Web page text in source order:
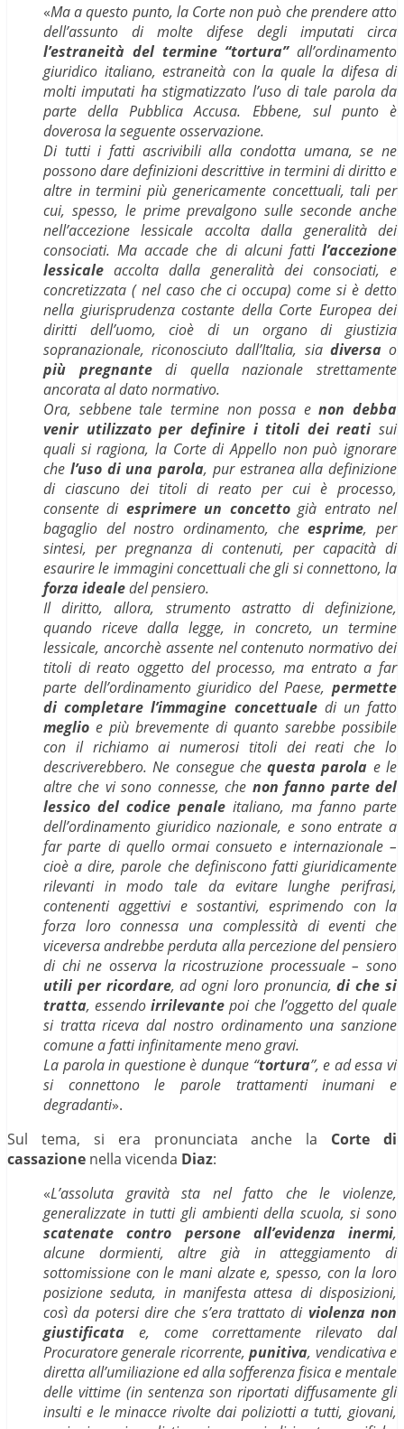
«Ma a questo punto, la Corte non può che prendere atto
dell’assunto di molte difese degli imputati circa
l’estraneità del termine “tortura”all’ordinamento
giuridico italiano, estraneità con la quale la difesa di
molti imputati ha stigmatizzato l’uso di tale parola da
parte della Pubblica Accusa. Ebbene, sul punto è
doverosa la seguente osservazione.
Di tutti i fatti ascrivibili alla condotta umana, se ne
possono dare definizioni descrittive in termini di diritto e
altre in termini più genericamente concettuali, tali per
cui, spesso, le prime prevalgono sulle seconde anche
nell’accezione lessicale accolta dalla generalità dei
consociati. Ma accade che di alcuni fatti l’accezione
lessicale accolta dalla generalità dei consociati, e
concretizzata ( nel caso che ci occupa) come si è detto
nella giurisprudenza costante della Corte Europea dei
diritti dell’uomo, cioè di un organo di giustizia
sopranazionale, riconosciuto dall’Italia, sia diversao
più pregnantedi quella nazionale strettamente
ancorata al dato normativo.
Ora, sebbene tale termine non possa enon debba
venir utilizzato per definire i titoli dei reati sui
quali si ragiona, la Corte di Appello non può ignorare
che l’uso di una parola, pur estranea alla definizione
di ciascuno dei titoli di reato per cui è processo,
consente di esprimere un concettogià entrato nel
bagaglio del nostro ordinamento, cheesprime, per
sintesi, per pregnanza di contenuti, per capacità di
esaurire le immagini concettuali che gli si connettono, la
forza idealedel pensiero.
Il diritto, allora, strumento astratto di definizione,
quando riceve dalla legge, in concreto, un termine
lessicale, ancorchè assente nel contenuto normativo dei
titoli di reato oggetto del processo, ma entrato a far
parte dell’ordinamento giuridico del Paese, permette
di completare l’immagine concettualedi un fatto
meglio e più brevemente di quanto sarebbe possibile
con il richiamo ai numerosi titoli dei reati che lo
descriverebbero. Ne consegue chequesta parola e le
altre che vi sono connesse, che non fanno parte del
lessico del codice penale italiano, ma fanno parte
dell’ordinamento giuridico nazionale, e sono entrate a
far parte di quello ormai consueto e internazionale –
cioè a dire, parole che definiscono fatti giuridicamente
rilevanti in modo tale da evitare lunghe perifrasi,
contenenti aggettivi e sostantivi, esprimendo con la
forza loro connessa una complessità di eventi che
viceversa andrebbe perduta alla percezione del pensiero
di chi ne osserva la ricostruzione processuale – sono
utili per ricordare, ad ogni loro pronuncia,di che si
tratta, essendoirrilevante poi che l’oggetto del quale
si tratta riceva dal nostro ordinamento una sanzione
comune a fatti infinitamente meno gravi.
La parola in questione è dunque “tortura”, e ad essa vi
si connettono le parole trattamenti inumani e
degradanti».
Sul tema, si era pronunciata anche la Corte di
cassazione nella vicenda Diaz:
«L’assoluta gravità sta nel fatto che le violenze,
generalizzate in tutti gli ambienti della scuola, si sono
scatenate contro persone all’evidenza inermi,
alcune dormienti, altre già in atteggiamento di
sottomissione con le mani alzate e, spesso, con la loro
posizione seduta, in manifesta attesa di disposizioni,
così da potersi dire che s’era trattato di violenza non
giustificata e, come correttamente rilevato dal
Procuratore generale ricorrente,punitiva, vendicativa e
diretta all’umiliazione ed alla sofferenza fisica e mentale
delle vittime (in sentenza son riportati diffusamente gli
insulti e le minacce rivolte dai poliziotti a tutti, giovani,